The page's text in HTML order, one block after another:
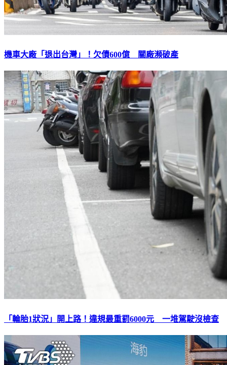
機車大廠「退出台灣」！欠債600億 關廠瀕破產
「輪胎1狀況」開上路！違規最重罰6000元 一堆駕駛沒檢查